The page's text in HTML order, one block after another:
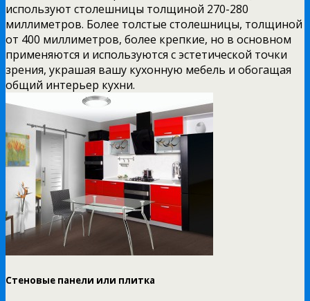
используют столешницы толщиной 270-280
миллиметров. Более толстые столешницы, толщиной
от 400 миллиметров, более крепкие, но в основном
применяются и используются с эстетической точки
зрения, украшая вашу кухонную мебель и обогащая
общий интерьер кухни.
Стеновые панели или плитка